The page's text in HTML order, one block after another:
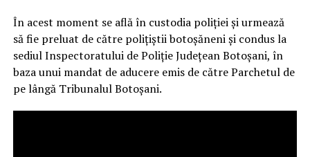
În acest moment se află în custodia poliției și urmează
să fie preluat de către polițiștii botoșăneni și condus la
sediul Inspectoratului de Poliție Județean Botoșani, în
baza unui mandat de aducere emis de către Parchetul de
pe lângă Tribunalul Botoșani.